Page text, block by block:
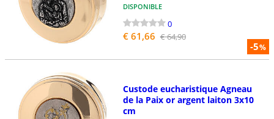
-5%
DISPONIBLE
0
€ 61,66 € 64,90
Custode eucharistique Agneau
de la Paix or argent laiton 3x10
cm